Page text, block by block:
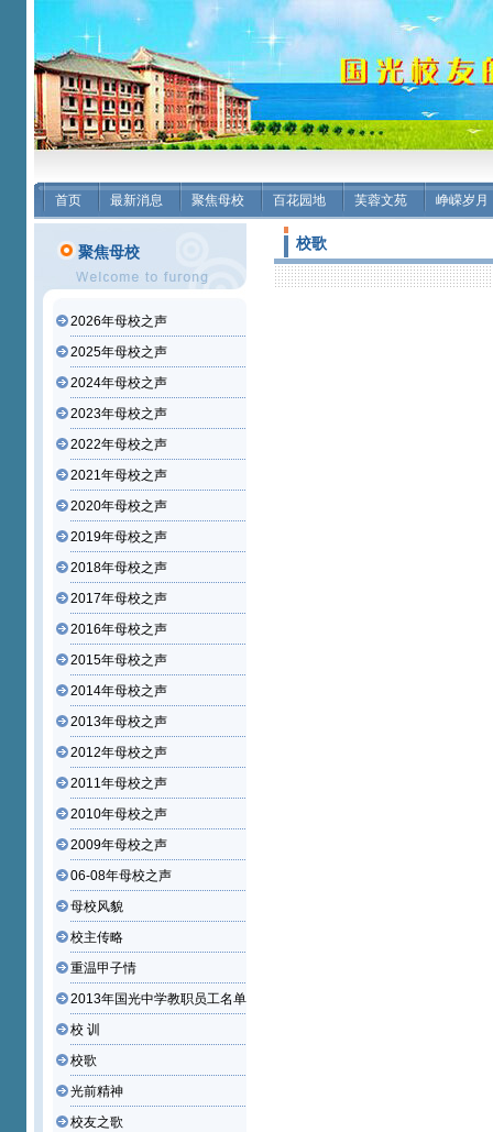
首页 最新消息 聚焦母校 百花园地 芙蓉文苑 峥嵘岁月
聚焦母校
2026年母校之声
2025年母校之声
2024年母校之声
2023年母校之声
2022年母校之声
2021年母校之声
2020年母校之声
2019年母校之声
2018年母校之声
2017年母校之声
2016年母校之声
2015年母校之声
2014年母校之声
2013年母校之声
2012年母校之声
2011年母校之声
2010年母校之声
2009年母校之声
06-08年母校之声
母校风貌
校主传略
重温甲子情
2013年国光中学教职员工名单
校 训
校歌
光前精神
校友之歌
校歌